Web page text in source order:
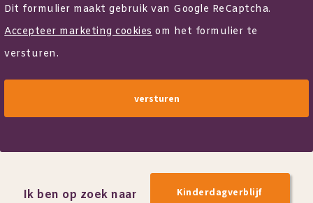
Dit formulier maakt gebruik van Google ReCaptcha.
Accepteer marketing cookiesom het formulier te
versturen.
Ik ben op zoek naar Kinderdagverblijf